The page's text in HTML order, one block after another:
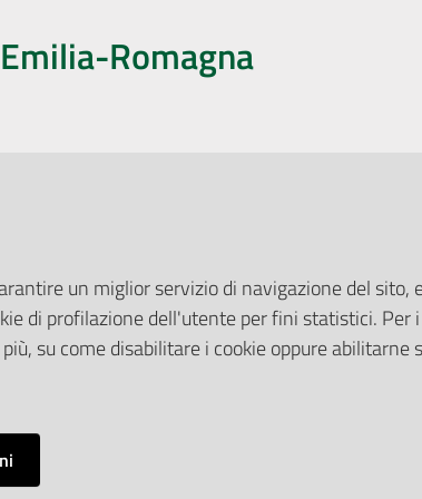
Romagna
Pubblicità legale
Albo Pretorio
Privacy Policy
Attuazione Misure PNRR
un miglior servizio di navigazione del sito,
di profilazione dell'utente per fini statistici. Per
su come disabilitare i cookie oppure abilitarne